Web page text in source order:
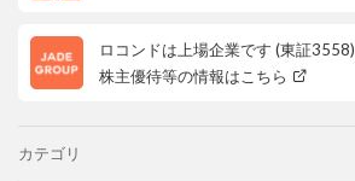
ロコンドは上場企業です (東証3558)
株主優待等の情報はこちら
カテゴリ